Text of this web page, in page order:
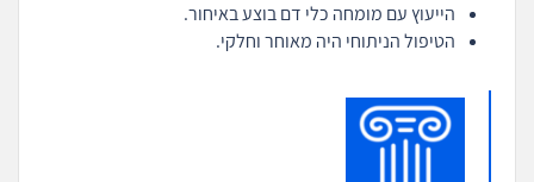
הייעוץ עם מומחה כלי דם בוצע באיחור.
הטיפול הניתוחי היה מאוחר וחלקי.